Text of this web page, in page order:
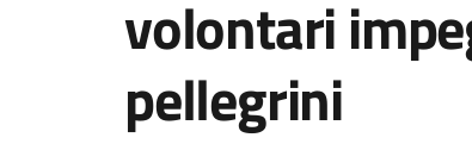
volontari
pellegrini